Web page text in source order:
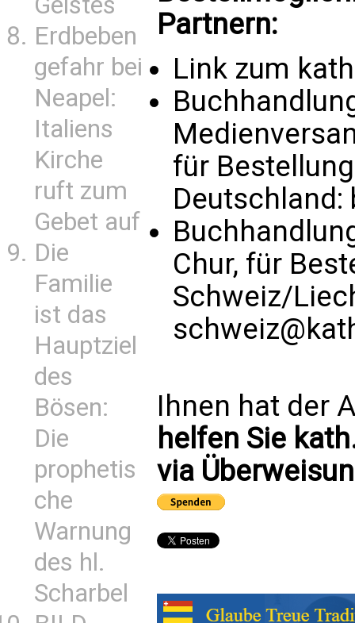
Erdbeben
gefahr bei
Neapel:
Italiens
Kirche
ruft zum
Gebet auf
Die
Familie
ist das
Hauptziel
des
Bösen:
Die
prophetis
che
Warnung
des hl.
Scharbel
Partnern:
Link zum
für
Deutschland:
Chur, für
Schweiz/
Ihnen hat der
helfen Sie
via